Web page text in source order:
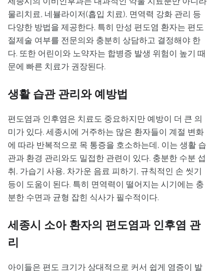
물리치료, 네뷸라이저(흡입 치료), 면역력 강화 관리 등
다양한 방법을 제공한다. 특히 만성 편도염 환자는 편도
절제술 여부를 전문의와 충분히 상담하고 결정해야 한
다. 또한 어린이와 노약자는 합병증 발생 위험이 높기 때
문에 빠른 치료가 권장된다.
생활 습관 관리와 예방법
편도염과 인후염은 치료도 중요하지만 예방이 더 큰 의
미가 있다. 세종시에 거주하는 많은 환자들이 계절 변화
에 따라 반복적으로 목 통증을 호소하는데, 이는 생활 습
관과 환경 관리와도 밀접한 관련이 있다. 충분한 수분 섭
취, 가습기 사용, 차가운 음료 피하기, 규칙적인 손 씻기
등이 도움이 된다. 특히 면역력이 떨어지는 시기에는 충
분한 수면과 균형 잡힌 식사가 필수적이다.
세종시 소아 환자의 편도염과 인후염 관
리
아이들은 편도 크기가 상대적으로 커서 쉽게 염증이 발